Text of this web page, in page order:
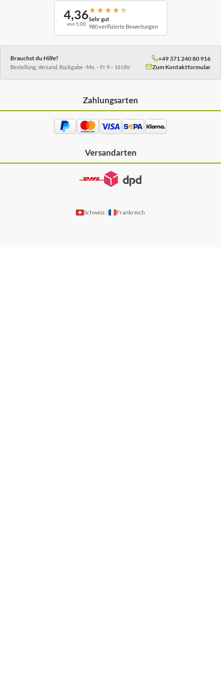
4,36
von 5,00
★ ★ ★ ★ ★
Sehr gut
980 verifizierte Bewertungen
Brauchst du Hilfe?
Bestellung, Versand, Rückgabe · Mo. – Fr. 9 – 16 Uhr
+49 371 240 80 916
Zum Kontaktformular
Zahlungsarten
Versandarten
Schweiz | Frankreich